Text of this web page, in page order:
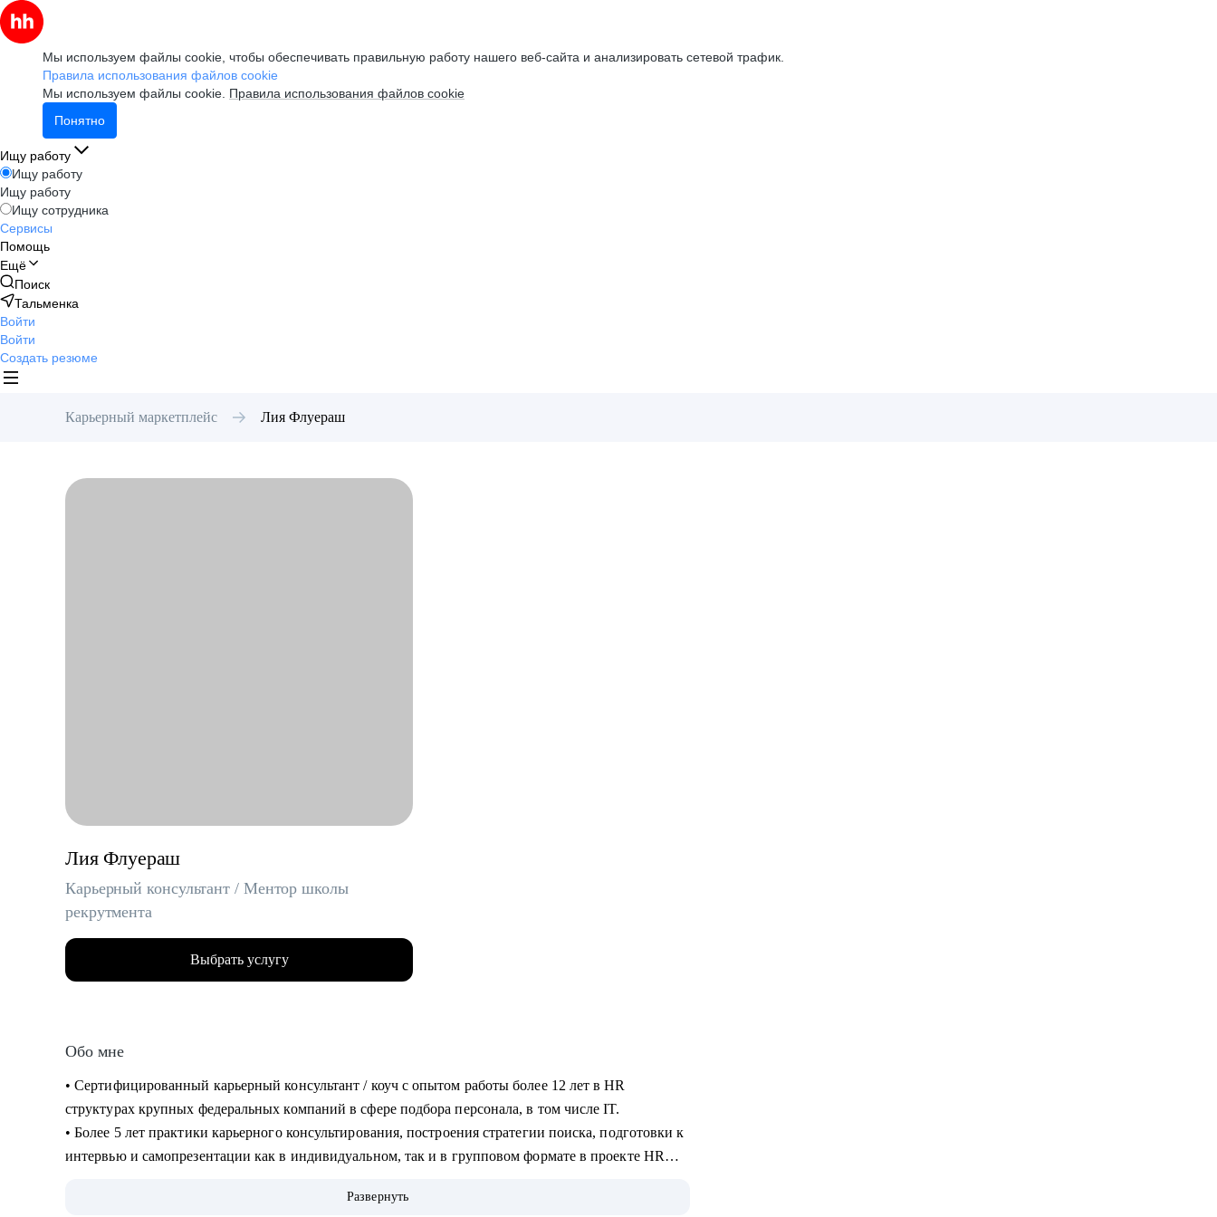
Мы используем файлы cookie, чтобы обеспечивать правильную работу нашего веб-сайта и анализировать сетевой трафик.
Правила использования файлов cookie
Мы используем файлы cookie. Правила использования файлов cookie
Понятно
Ищу работу
Ищу работу
Ищу работу
Ищу сотрудника
Сервисы
Помощь
Ещё
Поиск
Тальменка
Войти
Войти
Создать резюме
Карьерный маркетплейс Лия Флуераш
Лия Флуераш
Карьерный консультант / Ментор школы
рекрутмента
Выбрать услугу
Обо мне
• Сертифицированный карьерный консультант / коуч с опытом работы более 12 лет в HR
структурах крупных федеральных компаний в сфере подбора персонала, в том числе IT.
• Более 5 лет практики карьерного консультирования, построения стратегии поиска, подготовки к
интервью и самопрезентации как в индивидуальном, так и в групповом формате в проекте HR
• 5000+ составленных резюме для специалистов разного уровня и специализации.
Развернуть